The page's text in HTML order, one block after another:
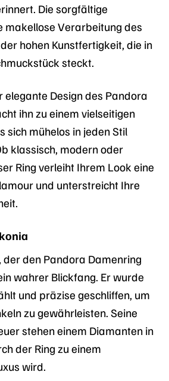
Die sorgfältige
makellose Verarbeitung des
hohen Kunstfertigkeit, die in
steckt.
elegante Design des Pandora
ihn zu einem vielseitigen
sich mühelos in jeden Stil
klassisch, modern oder
Ring verleiht Ihrem Look eine
und unterstreicht Ihre
der den Pandora Damenring
wahrer Blickfang. Er wurde
und präzise geschliffen, um
zu gewährleisten. Seine
stehen einem Diamanten in
der Ring zu einem
wird.